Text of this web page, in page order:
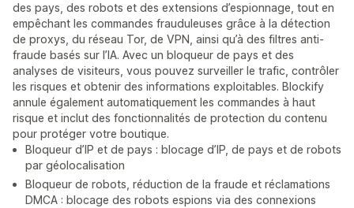
des pays, des robots et des extensions d’espionnage, tout en
empêchant les commandes frauduleuses grâce à la détection
de proxys, du réseau Tor, de VPN, ainsi qu’à des filtres anti-
fraude basés sur l’IA. Avec un bloqueur de pays et des
analyses de visiteurs, vous pouvez surveiller le trafic, contrôler
les risques et obtenir des informations exploitables. Blockify
annule également automatiquement les commandes à haut
risque et inclut des fonctionnalités de protection du contenu
pour protéger votre boutique.
Bloqueur d’IP et de pays : blocage d’IP, de pays et de robots
par géolocalisation
Bloqueur de robots, réduction de la fraude et réclamations
DMCA : blocage des robots espions via des connexions